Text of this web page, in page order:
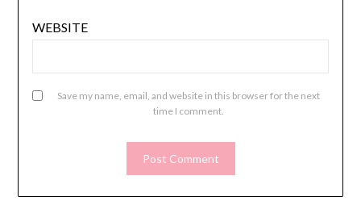
WEBSITE
Save my name, email, and website in this browser for the next
time I comment.